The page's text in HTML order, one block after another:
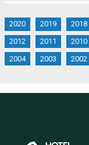
2020 2019 2018
2012
2011 2010
2004
2003 2002